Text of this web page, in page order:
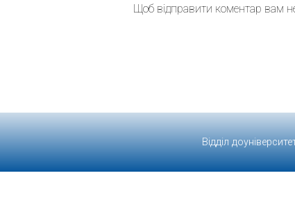
Щоб відправити коментар вам
Відділ